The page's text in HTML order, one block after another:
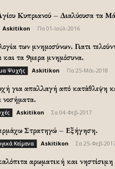
Κυπριανού – Διαλύουσα τα
Askitikon Πα 01-Ιούλ-2016
των μνημοσύνων. Γιατι
και τα 9μερα μνημόσυνα.
Ψυχής Askitikon Πα 25-Μάι-2018
για απαλλαγή από κατάθλιψη
νοσήματα.
Askitikon Σα 04-Φεβ-2017
Στρατηγώ – Εξήγηση.
Κείμενα Askitikon Σα 25-Φεβ-
αρωματική και νηστίσιμη